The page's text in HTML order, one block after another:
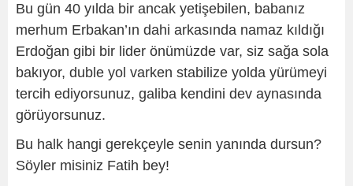
Bu gün 40 yılda bir ancak yetişebilen, babanız
merhum Erbakan’ın dahi arkasında namaz kıldığı
Erdoğan gibi bir lider önümüzde var, siz sağa sola
bakıyor, duble yol varken stabilize yolda yürümeyi
tercih ediyorsunuz, galiba kendini dev aynasında
görüyorsunuz.
Bu halk hangi gerekçeyle senin yanında dursun?
Söyler misiniz Fatih bey!